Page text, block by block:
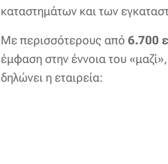
καταστημάτων και των
Με περισσότερους από 6.700
έμφαση στην έννοια του
δηλώνει η εταιρεία: